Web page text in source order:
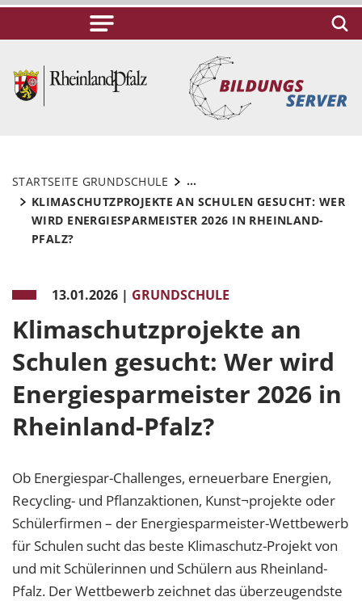
STARTSEITE GRUNDSCHULE
...
KLIMASCHUTZPROJEKTE AN SCHULEN GESUCHT: WER
WIRD ENERGIESPARMEISTER 2026 IN RHEINLAND-
PFALZ?
13.01.2026 | GRUNDSCHULE
Klimaschutzprojekte an
Schulen gesucht: Wer wird
Energiesparmeister 2026 in
Rheinland-Pfalz?
Ob Energiespar-Challenges, erneuerbare Energien,
Recycling- und Pflanzaktionen, Kunst¬projekte oder
Schülerfirmen – der Energiesparmeister-Wettbewerb
für Schulen sucht das beste Klimaschutz-Projekt von
und mit Schülerinnen und Schülern aus Rheinland-
Pfalz. Der Wettbewerb zeichnet das überzeugendste